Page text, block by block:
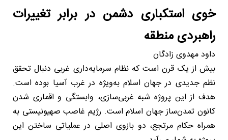
خوی استکباری دشمن در برابر تغییرات
راهبردی منطقه
داود مهدوی زادگان
بیش از یک قرن است که نظام سرمایه‌داری غربی دنبال تحقق
نظم جدیدی در جهان اسلام به‌ویژه در غرب آسیا بوده است.
هدف از این پروژه شبه غربی‌سازی، وابستگی و اقماری شدن
کانون تمدن‌ساز جهان اسلام است. رژیم غاصب صهیونیستی به
همراه حکام مرتجع، دو بازوی اصلی در عملیاتی ساختن این